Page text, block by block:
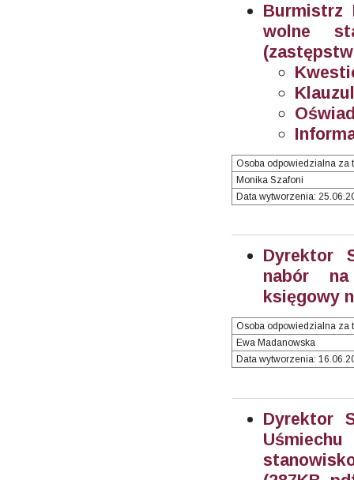
Burmistrz
wolne
Osoba odpowiedzialna za
Monika Szafoni
Data wytworzenia:
Dyrektor
nabór na
księgowy
Osoba odpowiedzialna za
Ewa Madanowska
Data wytworzenia:
Dyrektor